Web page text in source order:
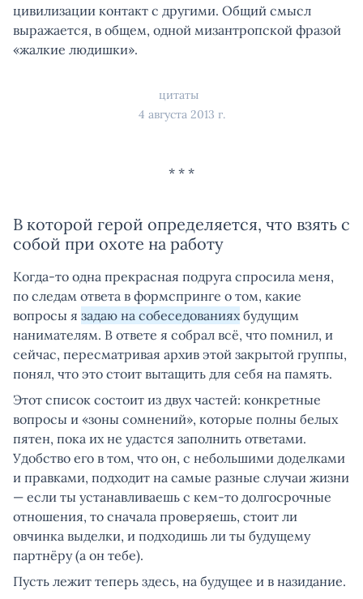
цивилизации контакт с другими. Общий смысл
выражается, в общем, одной мизантропской фразой
«жалкие людишки».
цитаты
4 августа 2013 г.
В которой герой определяется, что взять с
собой при охоте на работу
Когда-то одна прекрасная подруга спросила меня,
по следам ответа в формспринге о том, какие
вопросы я задаю на собеседованияхбудущим
нанимателям. В ответе я собрал всё, что помнил, и
сейчас, пересматривая архив этой закрытой группы,
понял, что это стоит вытащить для себя на память.
Этот список состоит из двух частей: конкретные
вопросы и «зоны сомнений», которые полны белых
пятен, пока их не удастся заполнить ответами.
Удобство его в том, что он, с небольшими доделками
и правками, подходит на самые разные случаи жизни
— если ты устанавливаешь с кем-то долгосрочные
отношения, то сначала проверяешь, стоит ли
овчинка выделки, и подходишь ли ты будущему
партнёру (а он тебе).
Пусть лежит теперь здесь, на будущее и в назидание.